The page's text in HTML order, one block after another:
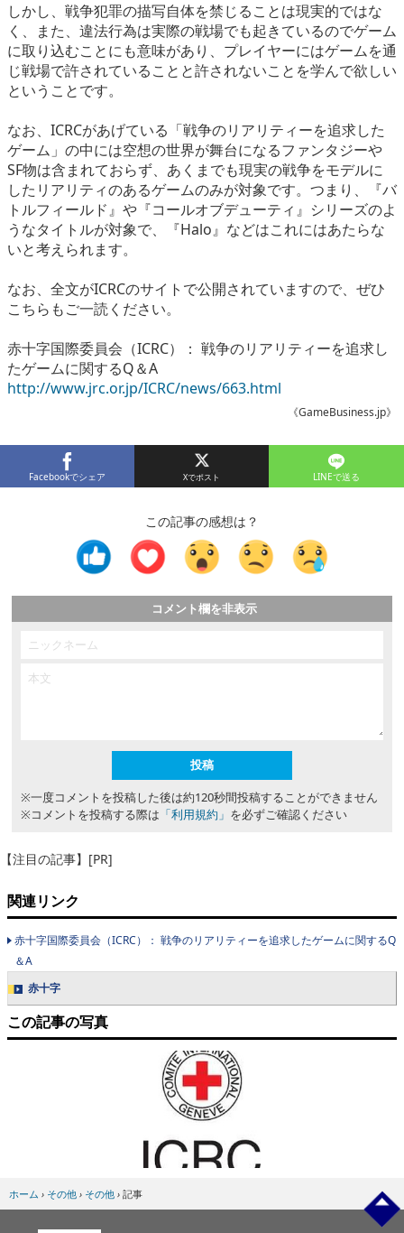
しかし、戦争犯罪の描写自体を禁じることは現実的ではな
く、また、違法行為は実際の戦場でも起きているのでゲーム
に取り込むことにも意味があり、プレイヤーにはゲームを通
じ戦場で許されていることと許されないことを学んで欲しい
ということです。
なお、ICRCがあげている「戦争のリアリティーを追求した
ゲーム」の中には空想の世界が舞台になるファンタジーや
SF物は含まれておらず、あくまでも現実の戦争をモデルに
したリアリティのあるゲームのみが対象です。つまり、『バ
トルフィールド』や『コールオブデューティ』シリーズのよ
うなタイトルが対象で、『Halo』などはこれにはあたらな
いと考えられます。
なお、全文がICRCのサイトで公開されていますので、ぜひ
こちらもご一読ください。
赤十字国際委員会（ICRC）： 戦争のリアリティーを追求し
たゲームに関するQ＆A
http://www.jrc.or.jp/ICRC/news/663.html
《GameBusiness.jp》
Facebookでシェア LINEで送る
この記事の感想は？
コメント欄を非表示
※一度コメントを投稿した後は約120秒間投稿することができません
※コメントを投稿する際は 「利用規約」 を必ずご確認ください
【注目の記事】[PR]
関連リンク
赤十字国際委員会（ICRC）： 戦争のリアリティーを追求したゲームに関するQ
＆A
赤十字
この記事の写真
ホーム › その他 › その他 › 記事